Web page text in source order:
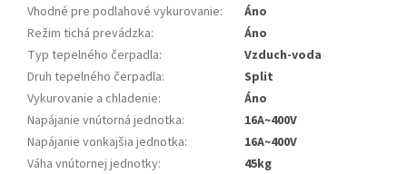
Vhodné pre podlahové vykurovanie:
Áno
Režim tichá prevádzka:
Áno
Typ tepelného čerpadla:
Vzduch-voda
Druh tepelného čerpadla:
Split
Vykurovanie a chladenie:
Áno
Napájanie vnútorná jednotka:
16A~400V
Napájanie vonkajšia jednotka:
16A~400V
Váha vnútornej jednotky:
45kg